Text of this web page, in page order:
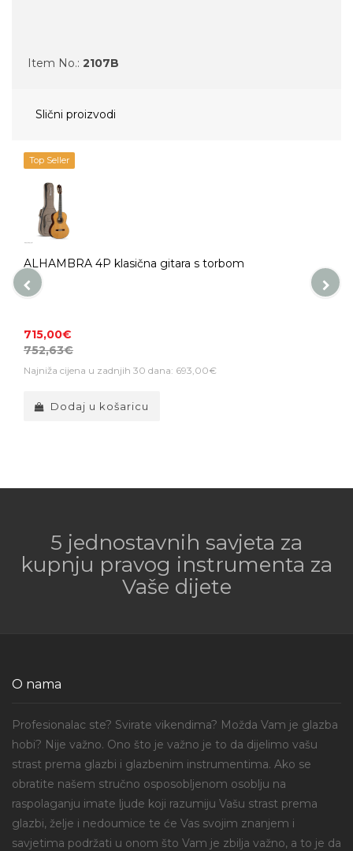
Item No.: 2107B
Slični proizvodi
Top Seller
ALHAMBRA 4P klasična gitara s torbom
715,00€
752,63€
Najniža cijena u zadnjih 30 dana: 693,00€
Dodaj u košaricu
5 jednostavnih savjeta za
kupnju pravog instrumenta za
Vaše dijete
O nama
Profesionalac ste? Svirate vikendima? Možda Vam je glazba
hobi? Nije važno. Ono što je važno je to da dijelimo vašu
strast prema glazbi i glazbenim instrumentima. Ako se
obratite našem stručno osposobljenom osoblju na
raspolaganju imate ljude koji razumiju Vašu strast prema
glazbi, želje i nedoumice te će Vas svojim znanjem i
savjetima podržati u onom što Vam je zbilja važno, a to je da